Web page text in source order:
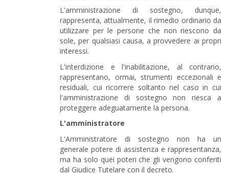
L'amministrazione di sostegno, dunque,
rappresenta, attualmente, il rimedio ordinario da
utilizzare per le persone che non riescono da
sole, per qualsiasi causa, a provvedere ai propri
interessi.
L'interdizione e l'inabilitazione, al contrario,
rappresentano, ormai, strumenti eccezionali e
residuali, cui ricorrere soltanto nel caso in cui
l'amministrazione di sostegno non riesca a
proteggere adeguatamente la persona.
L'amministratore
L'Amministratore di sostegno non ha un
generale potere di assistenza e rappresentanza,
ma ha solo quei poteri che gli vengono conferiti
dal Giudice Tutelare con il decreto.